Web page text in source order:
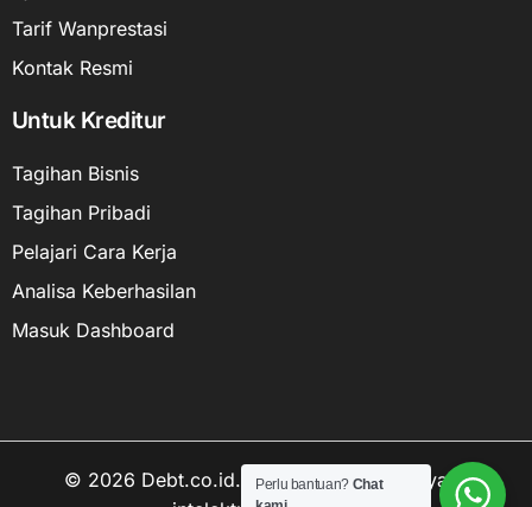
Tarif Wanprestasi
Kontak Resmi
Untuk Kreditur
Tagihan Bisnis
Tagihan Pribadi
Pelajari Cara Kerja
Analisa Keberhasilan
Masuk Dashboard
© 2026 Debt.co.id. Hak cipta data kekayaan
Perlu bantuan? Chat